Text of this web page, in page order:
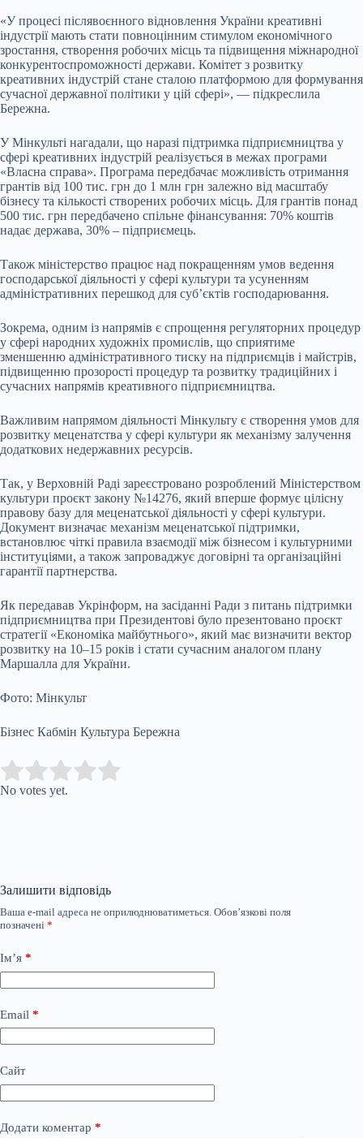
«У процесі післявоєнного відновлення України креативні
індустрії мають стати повноцінним стимулом економічного
зростання, створення робочих місць та підвищення міжнародної
конкурентоспроможності держави. Комітет з розвитку
креативних індустрій стане сталою платформою для формування
сучасної державної політики у цій сфері», — підкреслила
Бережна.
У Мінкульті нагадали, що наразі підтримка підприємництва у
сфері креативних індустрій реалізується в межах програми
«Власна справа». Програма передбачає можливість отримання
грантів від 100 тис. грн до 1 млн грн залежно від масштабу
бізнесу та кількості створених робочих місць. Для грантів понад
500 тис. грн передбачено спільне фінансування: 70% коштів
надає держава, 30% – підприємець.
Також міністерство працює над покращенням умов ведення
господарської діяльності у сфері культури та усуненням
адміністративних перешкод для суб’єктів господарювання.
Зокрема, одним із напрямів є спрощення регуляторних процедур
у сфері народних художніх промислів, що сприятиме
зменшенню адміністративного тиску на підприємців і майстрів,
підвищенню прозорості процедур та розвитку традиційних і
сучасних напрямів креативного підприємництва.
Важливим напрямом діяльності Мінкульту є створення умов для
розвитку меценатства у сфері культури як механізму залучення
додаткових недержавних ресурсів.
Так, у Верховній Раді зареєстровано розроблений Міністерством
культури проєкт закону №14276, який вперше формує цілісну
правову базу для меценатської діяльності у сфері культури.
Документ визначає механізм меценатської підтримки,
встановлює чіткі правила взаємодії між бізнесом і культурними
інституціями, а також запроваджує договірні та організаційні
гарантії партнерства.
Як передавав Укрінформ, на засіданні Ради з питань підтримки
підприємництва при Президентові було презентовано проєкт
стратегії «Економіка майбутнього», який має визначити вектор
розвитку на 10–15 років і стати сучасним аналогом плану
Маршалла для України.
Фото: Мінкульт
Бізнес Кабмін Культура Бережна
Rate this item:
No votes yet.
Залишити відповідь
Ваша e-mail адреса не оприлюднюватиметься. Обов’язкові поля
позначені *
Ім’я *
Email *
Сайт
Додати коментар *